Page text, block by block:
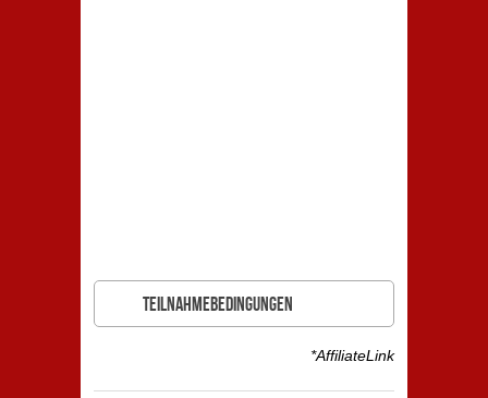
Teilnahmebedingungen
*AffiliateLink